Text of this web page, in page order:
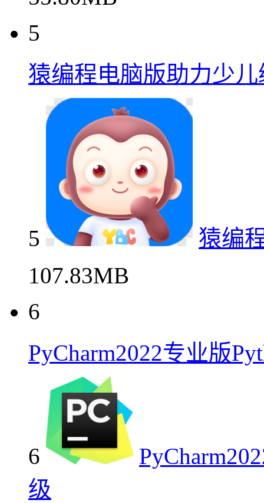
5
猿编程电脑版助力少
5
猿编
107.83MB
6
PyCharm2022专业版
6
级